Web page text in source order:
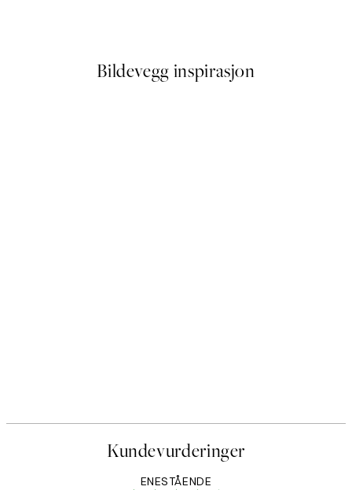
Bildevegg inspirasjon
Kundevurderinger
ENESTÅENDE